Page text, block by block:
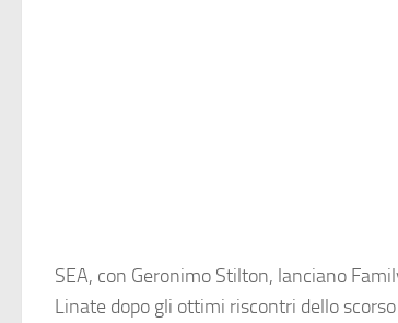
SEA, con Geronimo Stilton, lanciano
Linate dopo gli ottimi riscontri dello